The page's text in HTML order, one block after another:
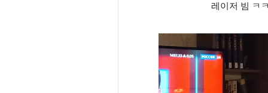
레이저 빔 ㅋ